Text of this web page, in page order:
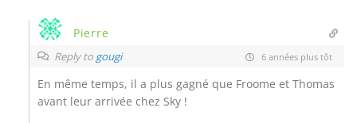
Pierre
Reply to gougi 6 années plus tôt
En même temps, il a plus gagné que Froome et Thomas
avant leur arrivée chez Sky !